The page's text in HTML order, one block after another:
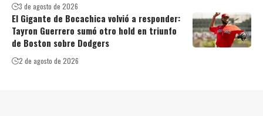
3 de agosto de 2026
El Gigante de Bocachica volvió a responder:
Tayron Guerrero sumó otro hold en triunfo
de Boston sobre Dodgers
2 de agosto de 2026